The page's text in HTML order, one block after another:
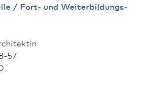
/ Fort- und Weiter­bildungs­
57